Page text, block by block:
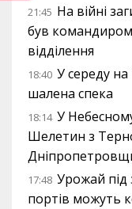
21:45 На війні
був
відділення
18:40 У середу на
шалена спека
18:14 У
Шелетин з
17:48 Урожай під
портів можуть